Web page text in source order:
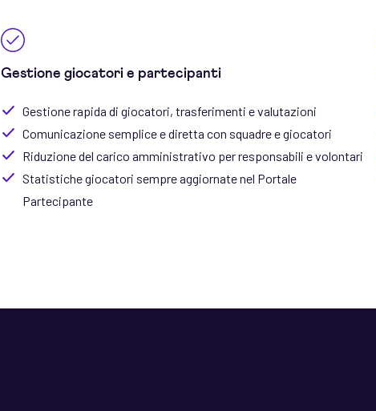
Gestione giocatori e partecipanti
Gestione rapida di giocatori, trasferimenti e valutazioni
Comunicazione semplice e diretta con squadre e giocatori
Riduzione del carico amministrativo per responsabili e volontari
Statistiche giocatori sempre aggiornate nel Portale
Partecipante